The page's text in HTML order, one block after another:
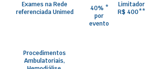
Exames na Rede
referenciada Unimed
40% *
por
evento
Limitador
R$ 400**
Procedimentos
Ambulatoriais,